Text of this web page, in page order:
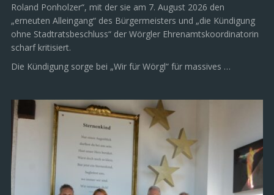
Roland Ponholzer“, mit der sie am 7. August 2026 den
„erneuten Alleingang“ des Bürgermeisters und „die Kündigung
ohne Stadtratsbeschluss“ der Wörgler Ehrenamtskoordinatorin
scharf kritisiert.
Die Kündigung sorge bei „Wir für Wörgl“ für massives …